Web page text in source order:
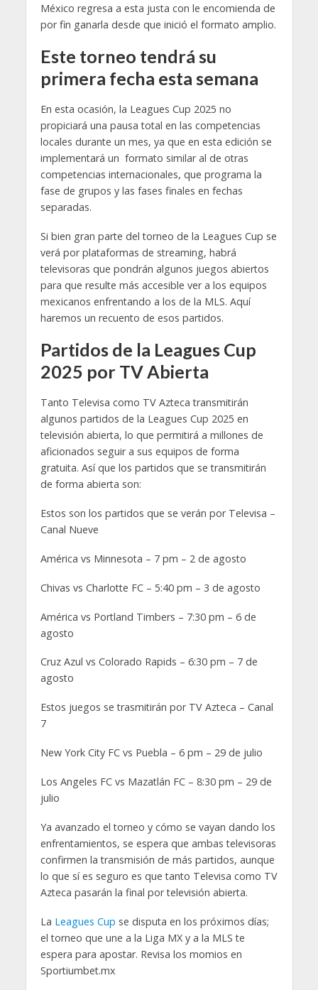
México regresa a esta justa con le encomienda de
por fin ganarla desde que inició el formato amplio.
Este torneo tendrá su
primera fecha esta semana
En esta ocasión, la Leagues Cup 2025 no
propiciará una pausa total en las competencias
locales durante un mes, ya que en esta edición se
implementará un formato similar al de otras
competencias internacionales, que programa la
fase de grupos y las fases finales en fechas
separadas.
Si bien gran parte del torneo de la Leagues Cup se
verá por plataformas de streaming, habrá
televisoras que pondrán algunos juegos abiertos
para que resulte más accesible ver a los equipos
mexicanos enfrentando a los de la MLS. Aquí
haremos un recuento de esos partidos.
Partidos de la Leagues Cup
2025 por TV Abierta
Tanto Televisa como TV Azteca transmitirán
algunos partidos de la Leagues Cup 2025 en
televisión abierta, lo que permitirá a millones de
aficionados seguir a sus equipos de forma
gratuita. Así que los partidos que se transmitirán
de forma abierta son:
Estos son los partidos que se verán por Televisa –
Canal Nueve
América vs Minnesota – 7 pm – 2 de agosto
Chivas vs Charlotte FC – 5:40 pm – 3 de agosto
América vs Portland Timbers – 7:30 pm – 6 de
agosto
Cruz Azul vs Colorado Rapids – 6:30 pm – 7 de
agosto
Estos juegos se trasmitirán por TV Azteca – Canal
7
New York City FC vs Puebla – 6 pm – 29 de julio
Los Angeles FC vs Mazatlán FC – 8:30 pm – 29 de
julio
Ya avanzado el torneo y cómo se vayan dando los
enfrentamientos, se espera que ambas televisoras
confirmen la transmisión de más partidos, aunque
lo que sí es seguro es que tanto Televisa como TV
Azteca pasarán la final por televisión abierta.
La Leagues Cup se disputa en los próximos días;
el torneo que une a la Liga MX y a la MLS te
espera para apostar. Revisa los momios en
Sportiumbet.mx